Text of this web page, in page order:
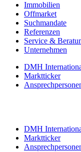
Immobilien
Offmarket
Suchmandate
Referenzen
Service &
Unternehmen
DMH
Marktticker
DMH
Marktticker